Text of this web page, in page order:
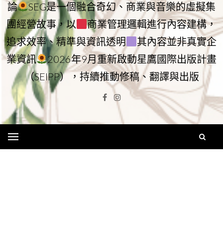
論
SEG是一個融合奇幻、商業與音樂的虛擬集
團經營故事，以
商業管理邏輯進行內容建構，
追求效率、精準與資訊透明
其內容並非真實企
業資訊
2026年9月重新啟動星鷹國際出版計畫
（SEIPP），持續推動修稿、翻譯與出版
Facebook
Instagram